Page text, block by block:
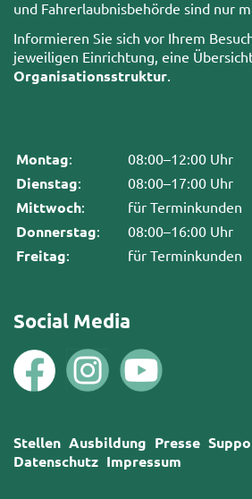
und Fahrerlaubnisbehörde sind nur
Informieren Sie sich vor Ihrem
jeweiligen Einrichtung, eine
Organisationsstruktur
Montag: 08:00–12:00 Uhr
Dienstag: 08:00–17:00 Uhr
Mittwoch: für Terminkunden
Donnerstag: 08:00–16:00 Uhr
Freitag: für Terminkunden
Social Media
Stellen Ausbildung Presse
Datenschutz Impressum